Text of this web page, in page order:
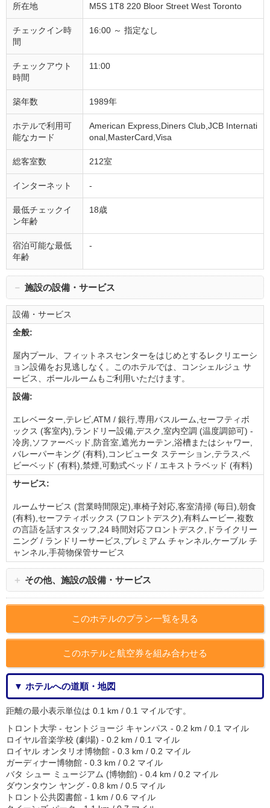
所在地 M5S 1T8 220 Bloor Street West Toronto
チェックイン時
間
16:00 ～ 指定なし
チェックアウト
時間
11:00
築年数 1989年
ホテルで利用可
能なカード
American Express,Diners Club,JCB Internati
onal,MasterCard,Visa
総客室数 212室
インターネット -
最低チェックイ
ン年齢
18歳
宿泊可能な最低
年齢
-
－ 施設の設備・サービス
設備・サービス
全般:
屋内プール、フィットネスセンターをはじめとするレクリエーシ
ョン設備をお見逃しなく。このホテルでは、コンシェルジュ サ
ービス、ボールルームもご利用いただけます。
設備:
エレベーター,テレビ,ATM / 銀行,専用バスルーム,セーフティボ
ックス (客室内),ランドリー設備,デスク,室内空調 (温度調節可) -
冷房,ソファーベッド,防音室,遮光カーテン,浴槽またはシャワー,
バレーパーキング (有料),コンピュータ ステーション,テラス,ベ
ビーベッド (有料),禁煙,可動式ベッド / エキストラベッド (有料)
サービス:
ルームサービス (営業時間限定),車椅子対応,客室清掃 (毎日),朝食
(有料),セーフティボックス (フロントデスク),有料ムービー,複数
の言語を話すスタッフ,24 時間対応フロントデスク,ドライクリー
ニング / ランドリーサービス,プレミアム チャンネル,ケーブル チ
ャンネル,手荷物保管サービス
＋ その他、施設の設備・サービス
このホテルのプラン一覧を見る
このホテルと航空券を組み合わせる
▼ ホテルへの道順・地図
距離の最小表示単位は 0.1 km / 0.1 マイルです。
トロント大学 - セントジョージ キャンパス - 0.2 km / 0.1 マイル
ロイヤル音楽学校 (劇場) - 0.2 km / 0.1 マイル
ロイヤル オンタリオ博物館 - 0.3 km / 0.2 マイル
ガーディナー博物館 - 0.3 km / 0.2 マイル
バタ シュー ミュージアム (博物館) - 0.4 km / 0.2 マイル
ダウンタウン ヤング - 0.8 km / 0.5 マイル
トロント公共図書館 - 1 km / 0.6 マイル